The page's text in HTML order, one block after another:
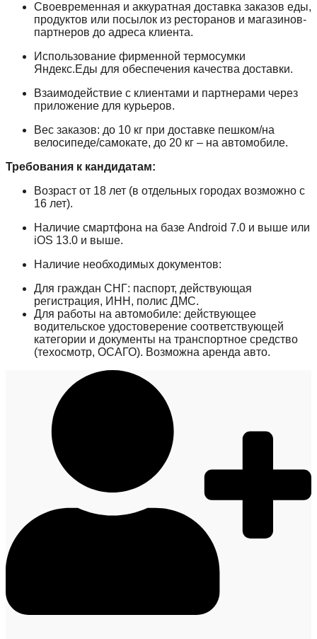
Своевременная и аккуратная доставка заказов еды,
продуктов или посылок из ресторанов и магазинов-
партнеров до адреса клиента.
Использование фирменной термосумки
Яндекс.Еды для обеспечения качества доставки.
Взаимодействие с клиентами и партнерами через
приложение для курьеров.
Вес заказов: до 10 кг при доставке пешком/на
велосипеде/самокате, до 20 кг – на автомобиле.
Требования к кандидатам:
Возраст от 18 лет (в отдельных городах возможно с
16 лет).
Наличие смартфона на базе Android 7.0 и выше или
iOS 13.0 и выше.
Наличие необходимых документов:
Для граждан СНГ: паспорт, действующая
регистрация, ИНН, полис ДМС.
Для работы на автомобиле: действующее
водительское удостоверение соответствующей
категории и документы на транспортное средство
(техосмотр, ОСАГО). Возможна аренда авто.